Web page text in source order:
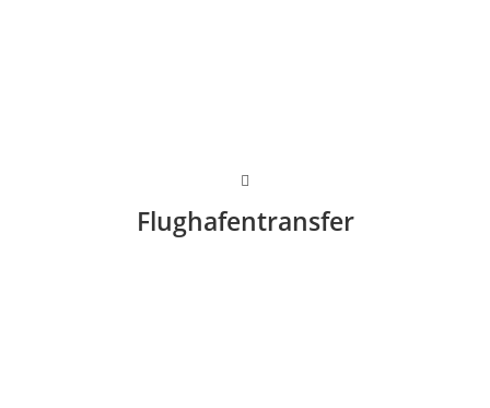
Flughafentransfer